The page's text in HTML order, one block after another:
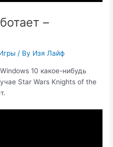
–
/ By Изя Лайф
10 какое-нибудь
Star Wars Knights of the